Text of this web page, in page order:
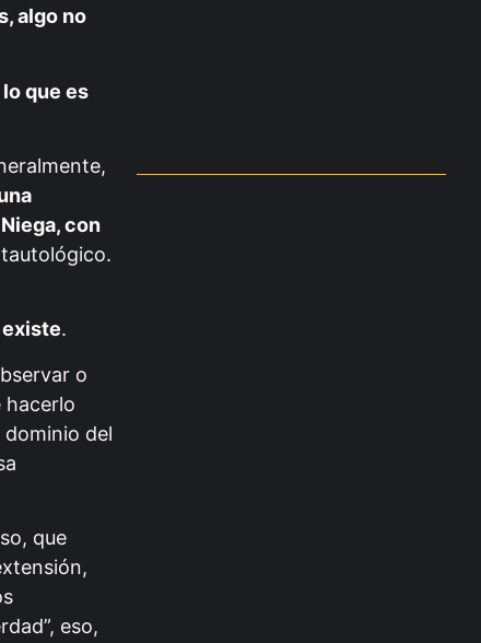
algo no
que es
Niega, con
existe.
o
hacerlo
dominio del
que
eso,